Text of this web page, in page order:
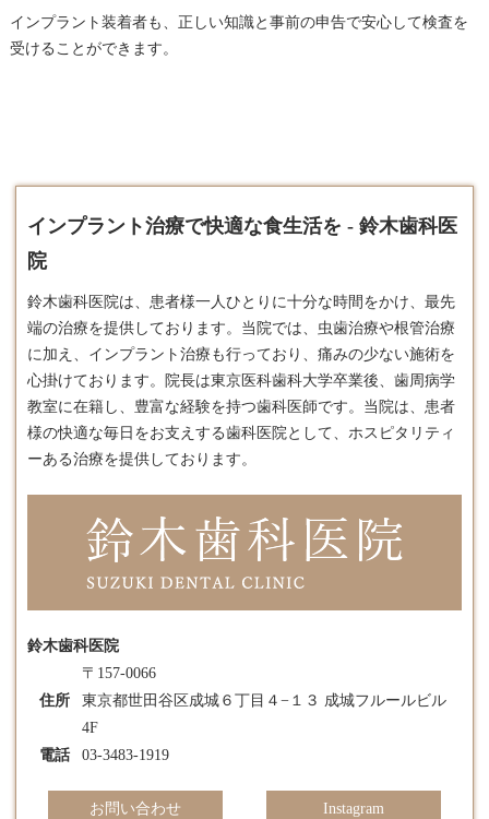
インプラント装着者も、正しい知識と事前の申告で安心して検査を
受けることができます。
インプラント治療で快適な食生活を - 鈴木歯科医
院
鈴木歯科医院は、患者様一人ひとりに十分な時間をかけ、最先
端の治療を提供しております。​当院では、虫歯治療や根管治療
に加え、 インプラント 治療も行っており、痛みの少ない施術を
心掛けております。​院長は東京医科歯科大学卒業後、歯周病学
教室に在籍し、豊富な経験を持つ歯科医師です。​当院は、患者
様の快適な毎日をお支えする歯科医院として、ホスピタリティ
ーある治療を提供しております。
鈴木歯科医院
住所
〒157-0066
東京都世田谷区成城６丁目４−１３ 成城フルールビル
4F
電話
03-3483-1919
お問い合わせ Instagram